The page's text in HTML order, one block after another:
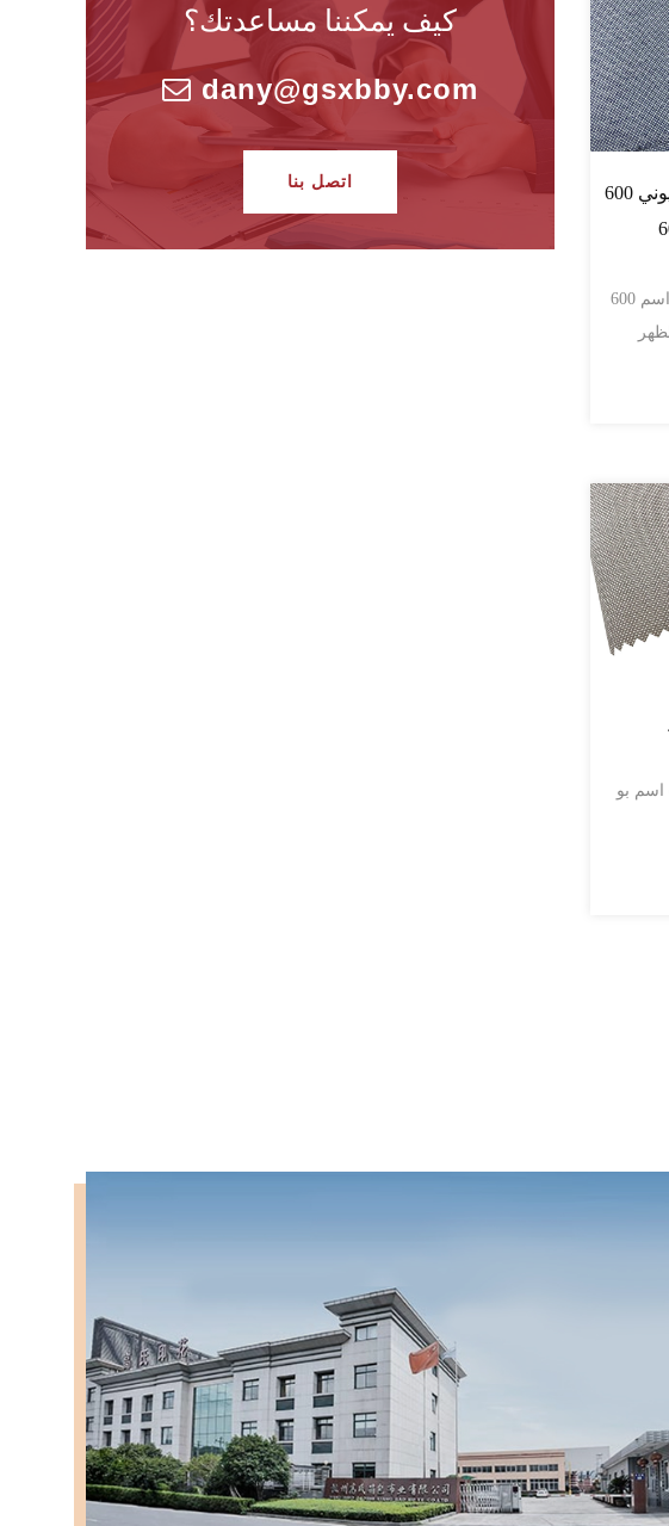
كيف يمكننا مساعدتك؟
dany@gsxbby.com
اتصل بنا
النسيج الكاتيوني 600D PU المطلي
اسم 600D PU مطلي بنقمة البوليستر
اسم بو cordura نسيج لأكياس الظهر